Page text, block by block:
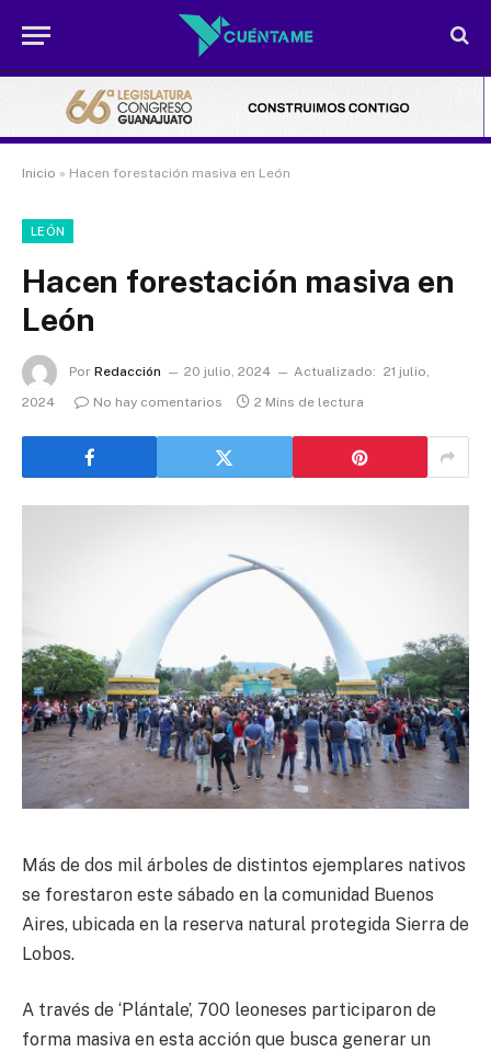
Inicio » Hacen forestación masiva en León
LEÓN
Hacen forestación masiva en
León
Por Redacción 20 julio, 2024 Actualizado: 21 julio,
2024
No hay comentarios 2 Mins de lectura
Más de dos mil árboles de distintos ejemplares nativos
se forestaron este sábado en la comunidad Buenos
Aires, ubicada en la reserva natural protegida Sierra de
Lobos.
A través de ‘Plántale’, 700 leoneses participaron de
forma masiva en esta acción que busca generar un